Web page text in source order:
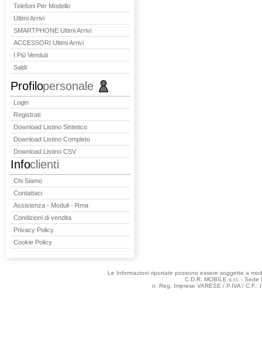
Telefoni Per Modello
Ultimi Arrivi
SMARTPHONE Ultimi Arrivi
ACCESSORI Ultimi Arrivi
I Più Venduti
Saldi
Profilopersonale
Login
Registrati
Download Listino Sintetico
Download Listino Completo
Download Listino CSV
Infoclienti
Chi Siamo
Contattaci
Assistenza - Moduli - Rma
Condizioni di vendita
Privacy Policy
Cookie Policy
Le Informazioni riportate possono essere soggette a
C.D.R. MOBILE s.r.l. -
n. Reg. Imprese VARESE / P.IVA /